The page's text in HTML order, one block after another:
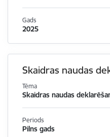
Gads
2025
Skaidras naudas
Tēma
Skaidras naudas
Periods
Pilns gads